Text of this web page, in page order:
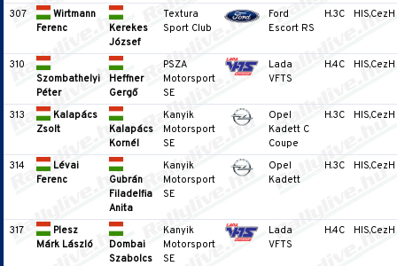
307
Wirtmann
Ferenc
Kerekes
József
Textura
Sport Club
Ford
Escort RS
H.3C HIS,CezH
310
Szombathelyi
Péter
Heffner
Gergő
PSZA
Motorsport
SE
Lada
VFTS
H.4C HIS,CezH
313
Kalapács
Zsolt
Kalapács
Kornél
Kanyik
Motorsport
SE
Opel
Kadett C
Coupe
H.3C HIS,CezH
314
Lévai
Ferenc
Gubrán
Filadelfia
Anita
Kanyik
Motorsport
SE
Opel
Kadett
H.3C HIS,CezH
317
Plesz
Márk László
Dombai
Szabolcs
Kanyik
Motorsport
SE
Lada
VFTS
H.4C HIS,CezH